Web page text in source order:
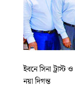
ইবনে সিনা ট্রাস্ট
নয়া দিগন্ত